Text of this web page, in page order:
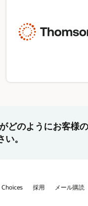
どのようにお客様
。
Choices 採用 メール購読